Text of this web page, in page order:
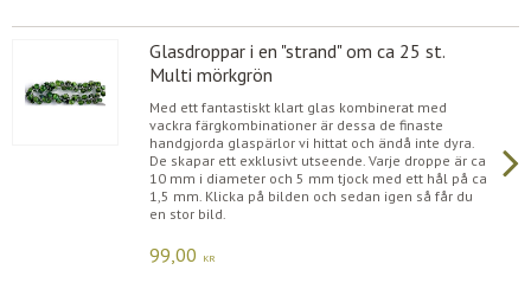
Glasdroppar i en "strand" om ca 25 st.
Multi mörkgrön
Med ett fantastiskt klart glas kombinerat med
vackra färgkombinationer är dessa de finaste
handgjorda glaspärlor vi hittat och ändå inte dyra.
De skapar ett exklusivt utseende. Varje droppe är ca
10 mm i diameter och 5 mm tjock med ett hål på ca
1,5 mm. Klicka på bilden och sedan igen så får du
en stor bild.
99,00 KR